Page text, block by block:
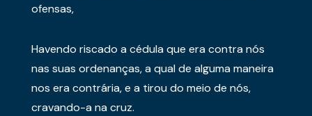
ofensas,
Havendo riscado a cédula que era contra nós
nas suas ordenanças, a qual de alguma maneira
nos era contrária, e a tirou do meio de nós,
cravando-a na cruz.